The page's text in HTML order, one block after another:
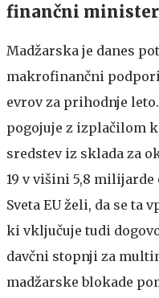
finančni minister
Madžarska je danes
makrofinančni
evrov za prihodnje
pogojuje z izplačilom
sredstev iz sklada za
19 v višini 5,8 milijarde
Sveta EU želi, da se ta
ki vključuje tudi
davčni stopnji za
madžarske blokade